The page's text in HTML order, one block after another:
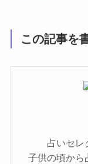
この記事を
占いセレ
子供の頃から